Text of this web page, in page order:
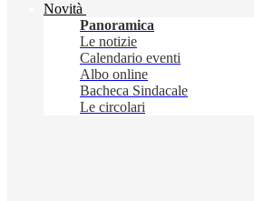
Novità
Panoramica
Le notizie
Calendario eventi
Albo online
Bacheca Sindacale
Le circolari